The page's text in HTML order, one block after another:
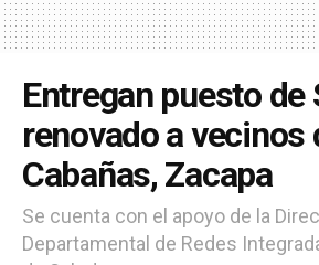
Entregan puesto de
renovado a vecinos
Cabañas, Zacapa
Se cuenta con el apoyo de la
Departamental de Redes